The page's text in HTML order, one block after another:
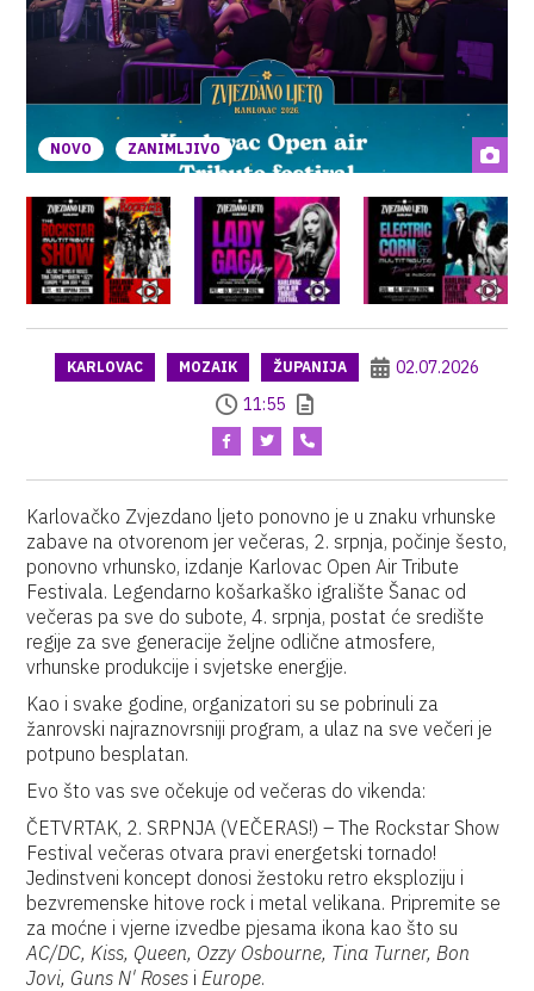
NOVO ZANIMLJIVO
KARLOVAC MOZAIK ŽUPANIJA
02.07.2026
11:55
Karlovačko Zvjezdano ljeto ponovno je u znaku vrhunske
zabave na otvorenom jer večeras, 2. srpnja, počinje šesto,
ponovno vrhunsko, izdanje Karlovac Open Air Tribute
Festivala. Legendarno košarkaško igralište Šanac od
večeras pa sve do subote, 4. srpnja, postat će središte
regije za sve generacije željne odlične atmosfere,
vrhunske produkcije i svjetske energije.
Kao i svake godine, organizatori su se pobrinuli za
žanrovski najraznovrsniji program, a ulaz na sve večeri je
potpuno besplatan.
Evo što vas sve očekuje od večeras do vikenda:
ČETVRTAK, 2. SRPNJA (VEČERAS!) – The Rockstar Show
Festival večeras otvara pravi energetski tornado!
Jedinstveni koncept donosi žestoku retro eksploziju i
bezvremenske hitove rock i metal velikana. Pripremite se
za moćne i vjerne izvedbe pjesama ikona kao što su
AC/DC, Kiss, Queen, Ozzy Osbourne, Tina Turner, Bon
Jovi, Guns N' Roses iEurope.